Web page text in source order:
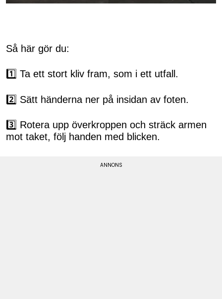
Så här gör du:
1️⃣ Ta ett stort kliv fram, som i ett utfall.
2️⃣ Sätt händerna ner på insidan av foten.
3️⃣ Rotera upp överkroppen och sträck armen
mot taket, följ handen med blicken.